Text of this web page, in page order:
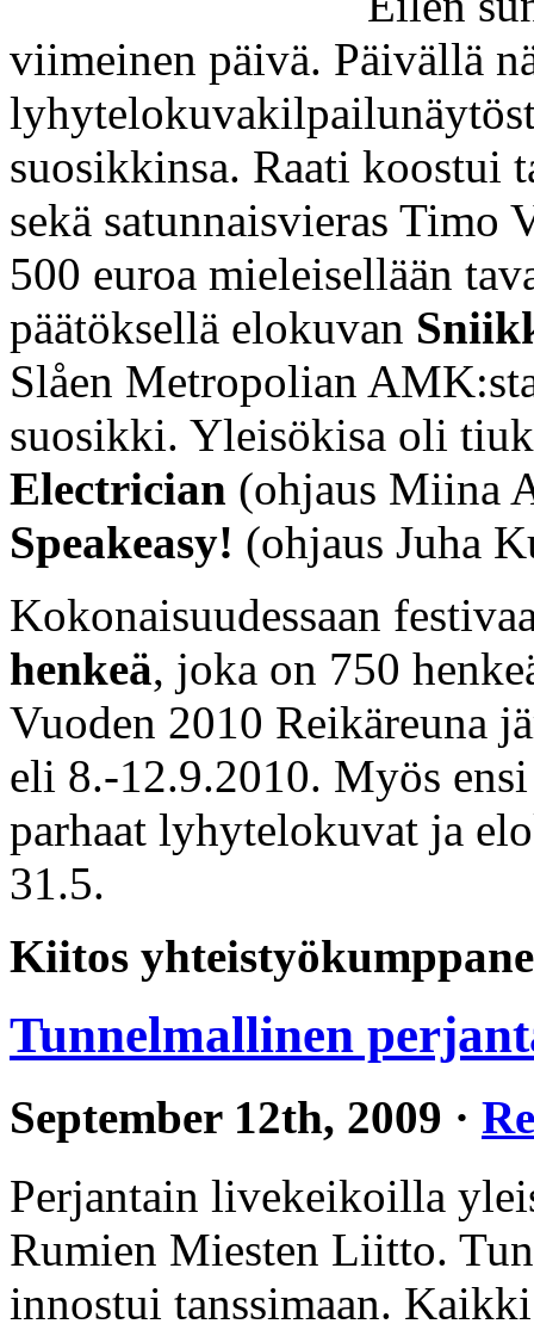
viimeinen päivä. Päivällä
suosikkinsa. Raati koostui
sekä satunnaisvieras Timo
500 euroa mieleisellään
päätöksellä elokuvan
Slåen Metropolian
suosikki. Yleisökisa oli
Electrician (ohjaus Miina
Speakeasy! (ohjaus Juha
Kokonaisuudessaan
henkeä, joka on 750
Vuoden 2010 Reikäreuna
eli 8.-12.9.2010. Myös
parhaat lyhytelokuvat ja
31.5.
Kiitos
Tunnelmallinen
September 12th, 2009 ·
Perjantain livekeikoilla
Rumien Miesten Liitto.
innostui tanssimaan.